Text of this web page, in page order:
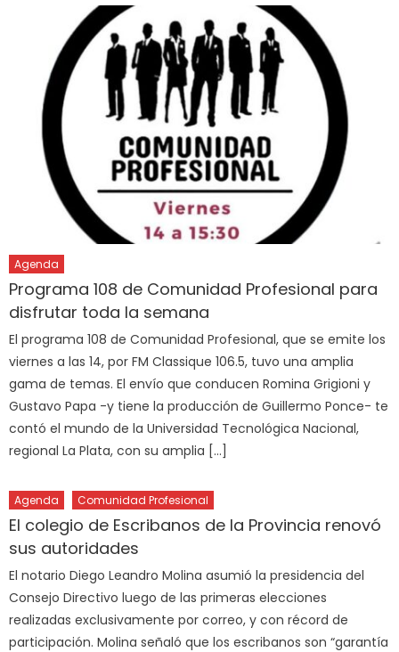
Agenda
Programa 108 de Comunidad Profesional para
disfrutar toda la semana
El programa 108 de Comunidad Profesional, que se emite los
viernes a las 14, por FM Classique 106.5, tuvo una amplia
gama de temas. El envío que conducen Romina Grigioni y
Gustavo Papa -y tiene la producción de Guillermo Ponce- te
contó el mundo de la Universidad Tecnológica Nacional,
regional La Plata, con su amplia […]
Agenda Comunidad Profesional
El colegio de Escribanos de la Provincia renovó
sus autoridades
El notario Diego Leandro Molina asumió la presidencia del
Consejo Directivo luego de las primeras elecciones
realizadas exclusivamente por correo, y con récord de
participación. Molina señaló que los escribanos son “garantía